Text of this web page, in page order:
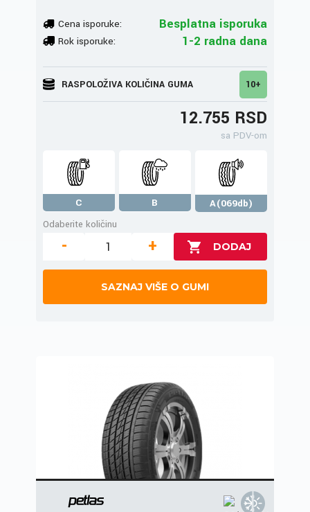
Cena isporuke: Besplatna isporuka
Rok isporuke: 1-2 radna dana
RASPOLOŽIVA KOLIČINA GUMA 10+
12.755 RSD
sa PDV-om
C B
A(069db)
Odaberite količinu
- +
SAZNAJ VIŠE O GUMI